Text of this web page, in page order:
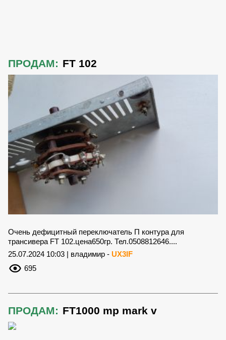
ПРОДАМ: FT 102
Очень дефицитный переключатель П контура для
трансивера FT 102.цена650гр. Тел.0508812646....
25.07.2024 10:03 | владимир - UX3IF
695
ПРОДАМ: FT1000 mp mark v